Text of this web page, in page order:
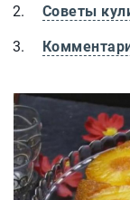
Советы
Пирог с